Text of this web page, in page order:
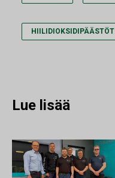
HIILIDIOKSIDIPÄÄSTÖT
Lue lisää